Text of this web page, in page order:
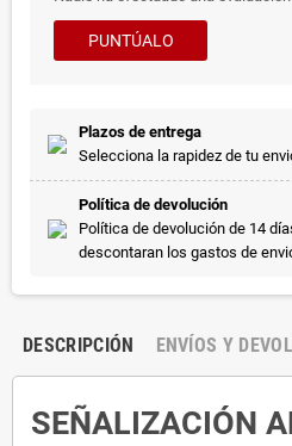
PUNTÚALO
Plazos de entrega
Selecciona la rapidez de tu
Política de devolución
Política de devolución de 14
descontaran los gastos de
DESCRIPCIÓN ENVÍOS Y
SEÑALIZACIÓN